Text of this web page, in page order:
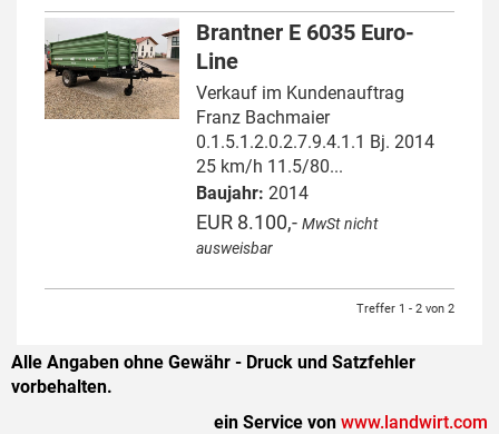
Brantner E 6035 Euro-
Line
Verkauf im Kundenauftrag
Franz Bachmaier
0.1.5.1.2.0.2.7.9.4.1.1 Bj. 2014
25 km/h 11.5/80...
Baujahr: 2014
EUR 8.100,- MwSt nicht
ausweisbar
Treffer 1 - 2 von 2
Alle Angaben ohne Gewähr - Druck und Satzfehler
vorbehalten.
ein Service von www.landwirt.com